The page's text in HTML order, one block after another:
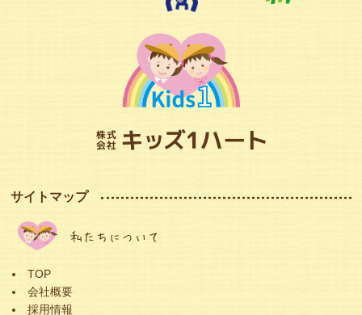
サイトマップ
私たちについて
TOP
会社概要
採用情報